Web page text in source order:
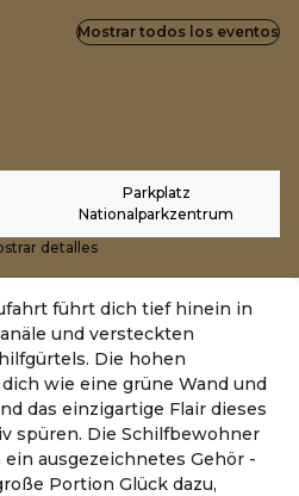
Parkplatz
Nationalparkzentrum
detalles
Mostrar todos los eventos
führt dich tief hinein in
und versteckten
Die hohen
wie eine grüne Wand und
das einzigartige Flair dieses
spüren. Die Schilfbewohner
ausgezeichnetes Gehör -
Portion Glück dazu,